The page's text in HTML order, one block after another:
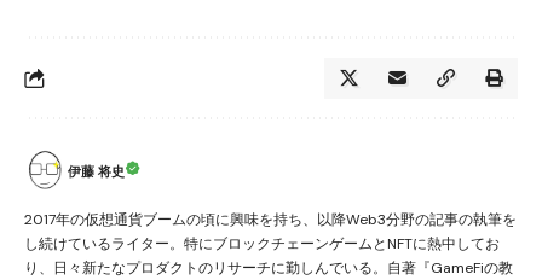
伊藤 将史
2017年の仮想通貨ブームの頃に興味を持ち、以降Web3分野の記事の執筆を
し続けているライター。特にブロックチェーンゲームとNFTに熱中してお
り、日々新たなプロダクトのリサーチに勤しんでいる。自著『GameFiの教